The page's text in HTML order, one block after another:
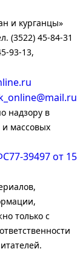
и курганцы»
(3522) 45-84-31
93-13,
надзору в
массовых
39497 от 15
только с